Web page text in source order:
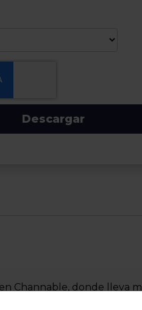
Descargar
Channable, donde lleva
exdeportista, entiende